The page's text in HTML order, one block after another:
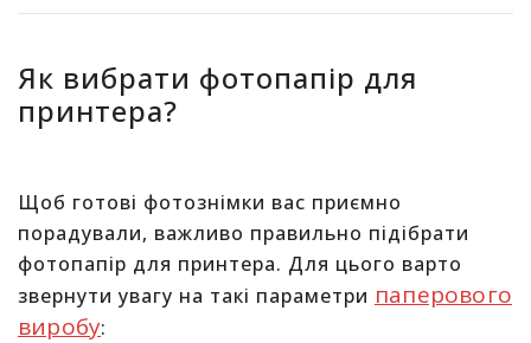
Як вибрати фотопапір для
принтера?
Щоб готові фотознімки вас приємно
порадували, важливо правильно підібрати
фотопапір для принтера. Для цього варто
звернути увагу на такі параметри паперового
виробу: